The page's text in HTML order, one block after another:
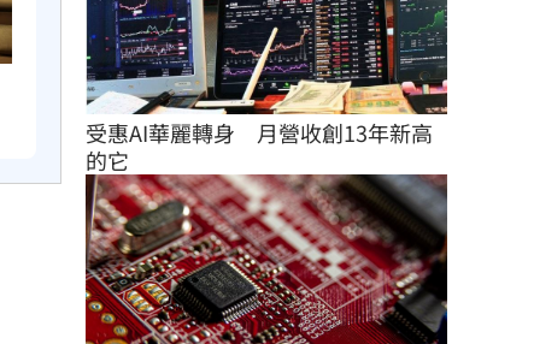
受惠AI華麗轉身　月營收創13年新高
的它